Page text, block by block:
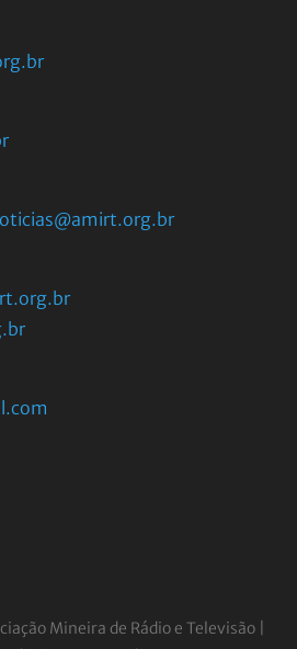
Mineira de Rádio e Televisão |